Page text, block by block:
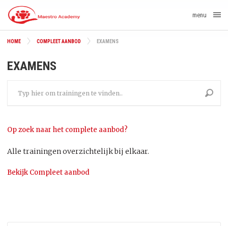
menu
HOME COMPLEET AANBOD EXAMENS
EXAMENS
Op zoek naar het complete aanbod?
Alle trainingen overzichtelijk bij elkaar.
Bekijk Compleet aanbod